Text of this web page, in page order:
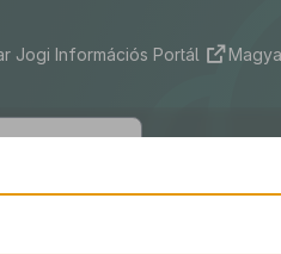
Jogi Információs Portál
2013. évi